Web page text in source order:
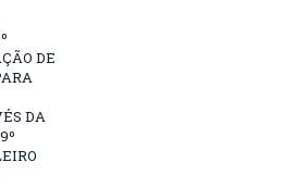
DE
DA